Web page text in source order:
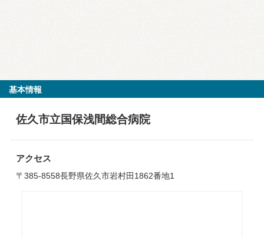
基本情報
佐久市立国保浅間総合病院
アクセス
〒385-8558長野県佐久市岩村田1862番地1